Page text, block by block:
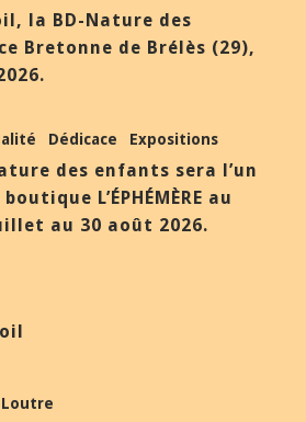
la BD-Nature des
Bretonne de Brélès (29),
Dédicace Expositions
des enfants sera l’un
L’ÉPHÉMÈRE au
au 30 août 2026.
Loutre